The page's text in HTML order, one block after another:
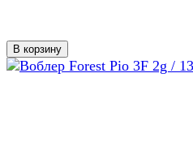
В корзину